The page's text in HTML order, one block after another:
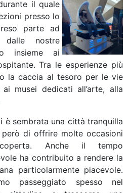
il quale
presso lo
parte ad
dalle nostre
insieme ai
Tra le esperienze più
la caccia al tesoro per le vie
musei dedicati all’arte, alla
è sembrata una città tranquilla
di offrire molte occasioni
Anche il tempo
ha contribuito a rendere la
particolarmente piacevole.
passeggiato spesso nel